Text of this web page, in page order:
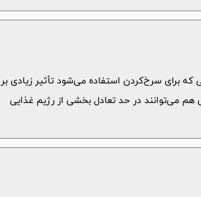
برای سرخ‌کردن استفاده می‌شود تأثیر زیادی بر
می‌توانند در حد تعادل بخشی از رژیم غذایی